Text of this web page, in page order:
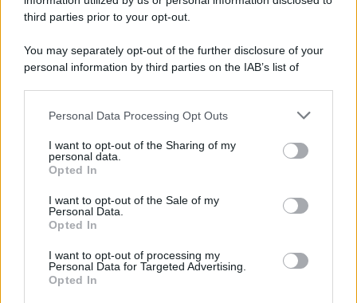
third parties prior to your opt-out.
You may separately opt-out of the further disclosure of your
personal information by third parties on the IAB’s list of
This information may also be disclosed by us to third parties
disclose it to other third parties.
Please note that this website/app uses one or more Google
services and may gather and store information including but
not limited to your visit or usage behaviour. You may click to
grant or deny consent to Google and its third-party tags to
consent section.
Personal Data Processing Opt Outs
I want to opt-out of the Sharing of my
personal data.
Opted In
I want to opt-out of the Sale of my
Personal Data.
Opted In
I want to opt-out of processing my
Personal Data for Targeted Advertising.
Opted In
Foto Javier Martinez e Helena Prestes profilo ufficiale Instagram
Il gossip di Javier Martinez e
Helena Prestes
social media, per alimentare il gossip. È ciò
che è successo proprio di recente a